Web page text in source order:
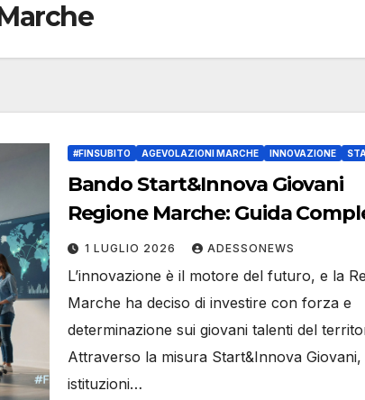
#FINSUBITO AGEVOLAZIONI MARCHE INNOVAZIONE
Bando Start&Innova Giovani
Regione Marche: Guida
per Lanciare la tua Start-up con
#Finsubito – #Adessonews –
#Finsubito – Adessonews
1 LUGLIO 2026 ADESSONEWS
L’innovazione è il motore del futuro, e la
Marche ha deciso di investire con forza e
determinazione sui giovani talenti del
Attraverso la misura Start&Innova Giovani,
istituzioni…